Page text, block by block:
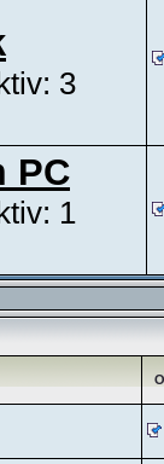
3
PC
1